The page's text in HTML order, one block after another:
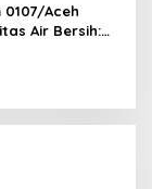
0107/Aceh
Air Bersih: